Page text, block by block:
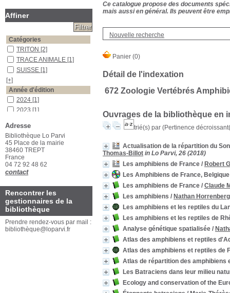
Ce catalogue propose des documents
mais aussi en général. Ils peuvent être
Nouvelle recherche
Détail de l'indexation
672 Zoologie Vertébrés
Ouvrages de la bibliothèque en
trié(s) par (Pertinence
Actualisation de la répartition du
Thomas-Billot in Lo Parvi, 26 (2018)
Les amphibiens de France / Robert
Les Amphibiens de France,
Les amphibiens de France / Claude
Les amphibiens / Nathan
Les amphibiens et les reptiles du
Les amphibiens et les reptiles de
Analyse génétique spatialisée /
Atlas des amphibiens et reptiles
Atlas des amphibiens et reptiles de
Atlas de répartition des amphibiens
Les Batraciens dans leur milieu
Ecology and conservation of the
Affiner
Catégories
TRITON [2]
TRACE ANIMALE [1]
SUISSE [1]
[+]
Année d'édition
2024 [1]
2023 [1]
Auteurs
Vos[1]
Vacher[1]
[+]
Adresse
Bibliothèque Lo Parvi
45 Place de la mairie
38460 TREPT
France
04 72 92 48 62
contact
Rencontrer les
gestionnaires de la
bibliothèque
Prendre rendez-vous par mail :
bibliothèque@loparvi.fr